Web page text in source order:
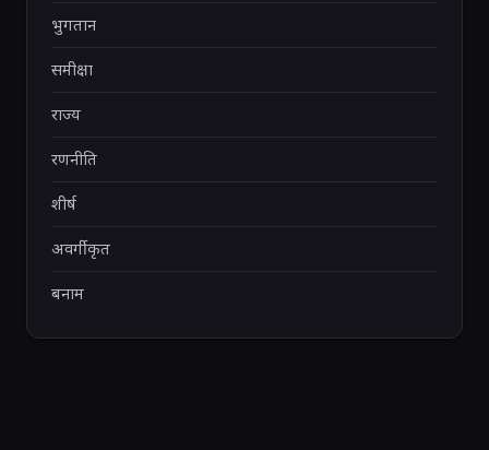
भुगतान
समीक्षा
राज्य
रणनीति
शीर्ष
अवर्गीकृत
बनाम